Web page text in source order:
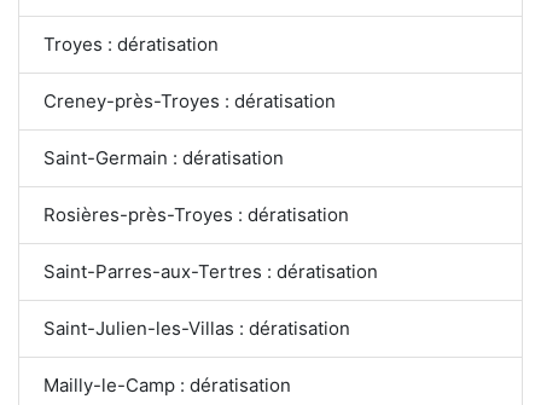
Troyes : dératisation
Creney-près-Troyes : dératisation
Saint-Germain : dératisation
Rosières-près-Troyes : dératisation
Saint-Parres-aux-Tertres : dératisation
Saint-Julien-les-Villas : dératisation
Mailly-le-Camp : dératisation